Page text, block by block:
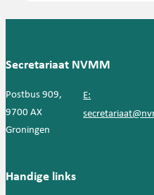
Secretariaat NVMM
Postbus 909,
9700 AX
Groningen
E:
Handige links